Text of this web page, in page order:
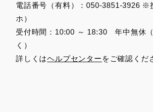
電話番号（有料）：050-3851-3926 ※
ホ）
受付時間：10:00 ～ 18:30 年中無休
く）
詳しくはヘルプセンター をご確認くだ